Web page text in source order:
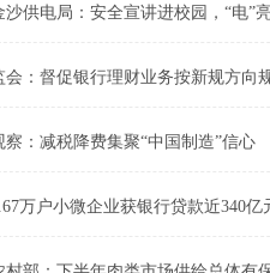
察：减税降费集聚“中国制造”信心
万户小微企业获银行贷款近340亿